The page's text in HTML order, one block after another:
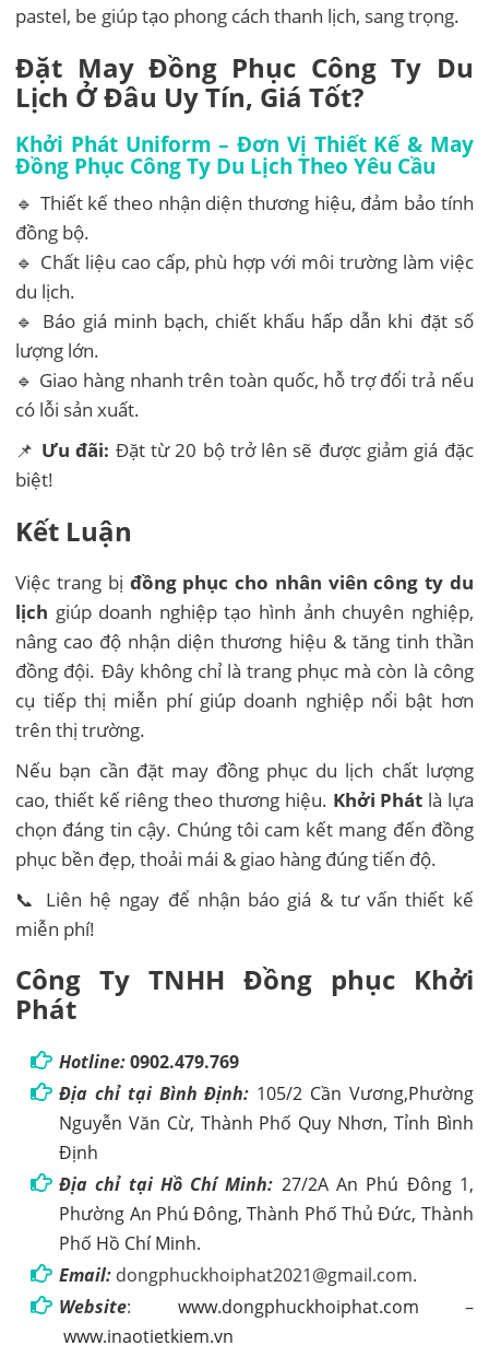
pastel, be giúp tạo phong cách thanh lịch, sang trọng.
Đặt May Đồng Phục Công Ty Du
Lịch Ở Đâu Uy Tín, Giá Tốt?
Khởi Phát Uniform – Đơn Vị Thiết Kế & May
Đồng Phục Công Ty Du Lịch Theo Yêu Cầu
🔹 Thiết kế theo nhận diện thương hiệu, đảm bảo tính
đồng bộ.
🔹 Chất liệu cao cấp, phù hợp với môi trường làm việc
du lịch.
🔹 Báo giá minh bạch, chiết khấu hấp dẫn khi đặt số
lượng lớn.
🔹 Giao hàng nhanh trên toàn quốc, hỗ trợ đổi trả nếu
có lỗi sản xuất.
📌 Ưu đãi: Đặt từ 20 bộ trở lên sẽ được giảm giá đặc
biệt!
Kết Luận
Việc trang bị đồng phục cho nhân viên công ty du
lịch giúp doanh nghiệp tạo hình ảnh chuyên nghiệp,
nâng cao độ nhận diện thương hiệu & tăng tinh thần
đồng đội. Đây không chỉ là trang phục mà còn là công
cụ tiếp thị miễn phí giúp doanh nghiệp nổi bật hơn
trên thị trường.
Nếu bạn cần đặt may đồng phục du lịch chất lượng
cao, thiết kế riêng theo thương hiệu. Khởi Phát là lựa
chọn đáng tin cậy. Chúng tôi cam kết mang đến đồng
phục bền đẹp, thoải mái & giao hàng đúng tiến độ.
📞 Liên hệ ngay để nhận báo giá & tư vấn thiết kế
miễn phí!
Công Ty TNHH Đồng phục Khởi
Phát
Hotline:0902.479.769
Địa chỉ tại Bình Định: 105/2 Cần Vương,Phường
Nguyễn Văn Cừ, Thành Phố Quy Nhơn, Tỉnh Bình
Định
Địa chỉ tại Hồ Chí Minh: 27/2A An Phú Đông 1,
Phường An Phú Đông, Thành Phố Thủ Đức, Thành
Phố Hồ Chí Minh.
Email: dongphuckhoiphat2021@gmail.com.
Website: www.dongphuckhoiphat.com –
www.inaotietkiem.vn